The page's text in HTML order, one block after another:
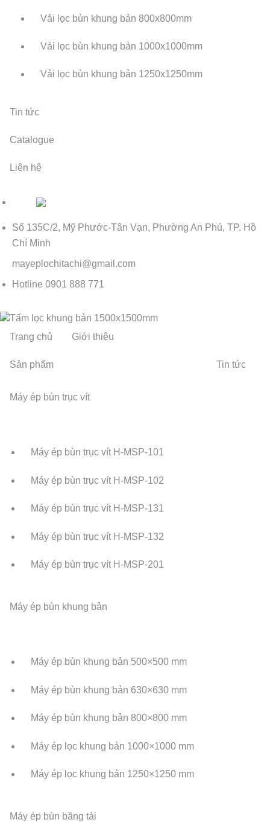
Vải lọc bùn khung bản 800x800mm
Vải lọc bùn khung bản 1000x1000mm
Vải lọc bùn khung bản 1250x1250mm
Tin tức
Catalogue
Liên hệ
Số 135C/2, Mỹ Phước-Tân Vạn, Phường An Phú, TP. Hồ
Chí Minh
mayeplochitachi@gmail.com
Hotline 0901 888 771
Trang chủ Giới thiệu
Sản phẩm
Máy ép bùn trục vít
Máy ép bùn trục vít H-MSP-101
Máy ép bùn trục vít H-MSP-102
Máy ép bùn trục vít H-MSP-131
Máy ép bùn trục vít H-MSP-132
Máy ép bùn trục vít H-MSP-201
Máy ép bùn khung bản
Máy ép bùn khung bản 500×500 mm
Máy ép bùn khung bản 630×630 mm
Máy ép bùn khung bản 800×800 mm
Máy ép lọc khung bản 1000×1000 mm
Máy ép lọc khung bản 1250×1250 mm
Máy ép bùn băng tải
Tin tức